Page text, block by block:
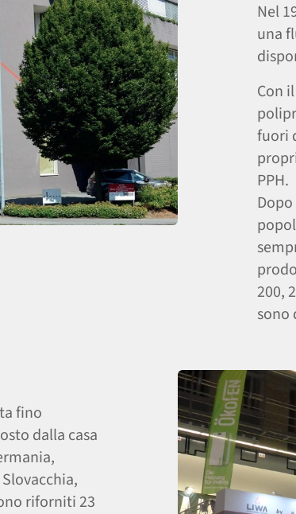
Nel
una
Con
fuori
PPH.
200,
sono
fino
dalla casa
riforniti 23